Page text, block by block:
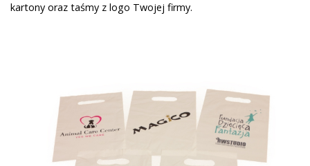
kartony oraz taśmy z logo Twojej firmy.